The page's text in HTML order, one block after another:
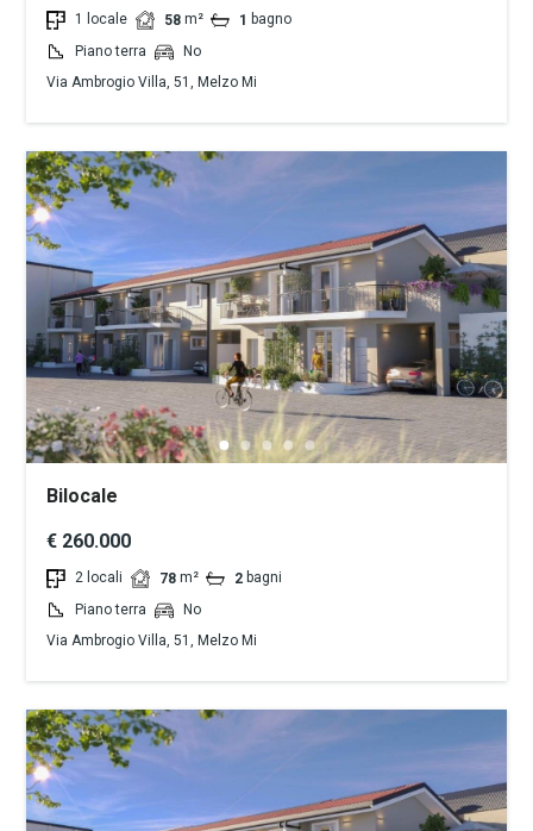
1 locale 58m² 1 bagno
Piano terra
No
Via Ambrogio Villa, 51, Melzo Mi
Bilocale
€ 260.000
2 locali 78m² 2 bagni
Piano terra
No
Via Ambrogio Villa, 51, Melzo Mi